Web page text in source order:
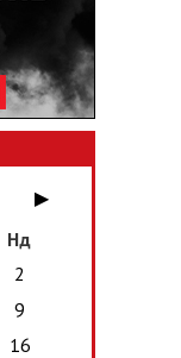
▶
Нд
2
9
16